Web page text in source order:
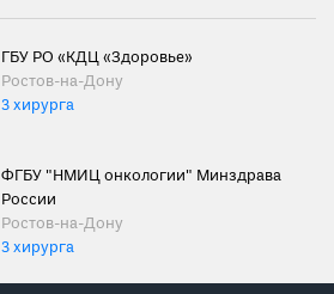
ГБУ РО «КДЦ «Здоровье»
Ростов-на-Дону
3 хирурга
ФГБУ "НМИЦ онкологии" Минздрава
России
Ростов-на-Дону
3 хирурга